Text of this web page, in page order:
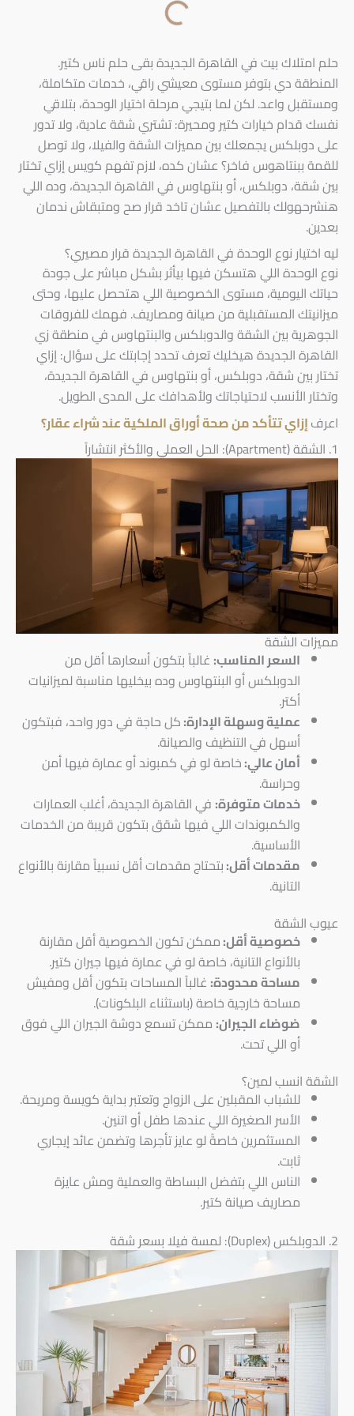
حلم امتلاك بيت في القاهرة الجديدة بقى حلم ناس كتير.
المنطقة دي بتوفر مستوى معيشي راقي، خدمات متكاملة،
ومستقبل واعد. لكن لما بتيجي مرحلة اختيار الوحدة، بتلاقي
نفسك قدام خيارات كتير ومحيرة: تشتري شقة عادية، ولا تدور
على دوبلكس يجمعلك بين مميزات الشقة والفيلا، ولا توصل
للقمة ببنتاهوس فاخر؟ عشان كده، لازم تفهم كويس إزاي تختار
بين شقة، دوبلكس، أو بنتهاوس في القاهرة الجديدة، وده اللي
هنشرحهولك بالتفصيل عشان تاخد قرار صح ومتبقاش ندمان
بعدين.
ليه اختيار نوع الوحدة في القاهرة الجديدة قرار مصيري؟
نوع الوحدة اللي هتسكن فيها بيأثر بشكل مباشر على جودة
حياتك اليومية، مستوى الخصوصية اللي هتحصل عليها، وحتى
ميزانيتك المستقبلية من صيانة ومصاريف. فهمك للفروقات
الجوهرية بين الشقة والدوبلكس والبنتهاوس في منطقة زي
القاهرة الجديدة هيخليك تعرف تحدد إجابتك على سؤال: إزاي
تختار بين شقة، دوبلكس، أو بنتهاوس في القاهرة الجديدة،
وتختار الأنسب لاحتياجاتك ولأهدافك على المدى الطويل.
اعرفإزاي تتأكد من صحة أوراق الملكية عند شراء عقار؟
1. الشقة (Apartment): الحل العملي والأكثر انتشاراً
مميزات الشقة
السعر المناسب: غالباً بتكون أسعارها أقل من
الدوبلكس أو البنتهاوس وده بيخليها مناسبة لميزانيات
أكتر.
عملية وسهلة الإدارة:كل حاجة في دور واحد، فبتكون
أسهل في التنظيف والصيانة.
أمان عالي:خاصة لو في كمبوند أو عمارة فيها أمن
وحراسة.
خدمات متوفرة: في القاهرة الجديدة، أغلب العمارات
والكمبوندات اللي فيها شقق بتكون قريبة من الخدمات
الأساسية.
مقدمات أقل:بتحتاج مقدمات أقل نسبياً مقارنة بالأنواع
التانية.
عيوب الشقة
خصوصية أقل:ممكن تكون الخصوصية أقل مقارنة
بالأنواع التانية، خاصة لو في عمارة فيها جيران كتير.
مساحة محدودة: غالباً المساحات بتكون أقل ومفيش
مساحة خارجية خاصة (باستثناء البلكونات).
ضوضاء الجيران: ممكن تسمع دوشة الجيران اللي فوق
أو اللي تحت.
الشقة انسب لمين؟
للشباب المقبلين على الزواج وتعتبر بداية كويسة ومريحة.
الأسر الصغيرة اللي عندها طفل أو اتنين.
المستثمرين خاصةً لو عايز تأجرها وتضمن عائد إيجاري
ثابت.
الناس اللي بتفضل البساطة والعملية ومش عايزة
مصاريف صيانة كتير.
2. الدوبلكس (Duplex): لمسة فيلا بسعر شقة